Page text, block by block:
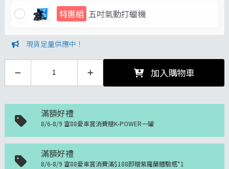
特惠組 五吋氣動打蠟機
現貨足量供應中！
加入購物車
滿額好禮
8/6-8/9 富88愛車賞消費贈K-POWER一罐
滿額好禮
8/6-8/9 富88愛車賞消費滿$188即贈紫羅蘭體驗瓶*1